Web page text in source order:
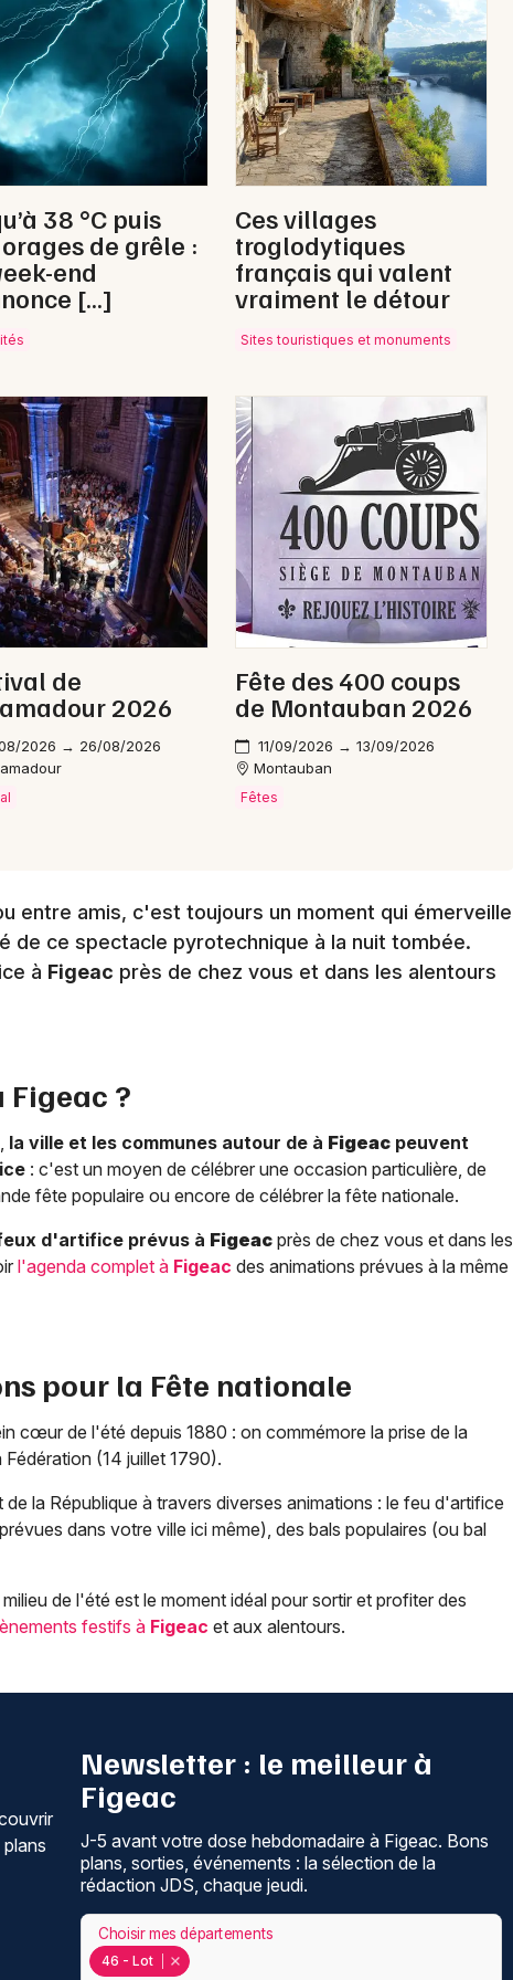
Newsletter des sorties
Artistes en tournée
Actus à Figeac
Magazine à Figeac
46 - Lot
Choisir mes départements
Mon email
Je m'abonne
38 °C puis
de grêle :
end
[…]
Ces villages
troglodytiques
français qui valent
vraiment le détour
Sites touristiques et monuments
de
2026
2026 → 26/08/2026
Fête des 400 coups
de Montauban 2026
11/09/2026 → 13/09/2026
Montauban
Fêtes
entre amis, c'est toujours un moment qui émerveille
de ce spectacle pyrotechnique à la nuit tombée.
à Figeac près de chez vous et dans les alentours
Figeac ?
la ville et les communes autour de à Figeac peuvent
: c'est un moyen de célébrer une occasion particulière, de
fête populaire ou encore de célébrer la fête nationale.
d'artifice prévus à Figeac près de chez vous et dans les
l'agenda complet à Figeac des animations prévues à la même
pour la Fête nationale
cœur de l'été depuis 1880 : on commémore la prise de la
(14 juillet 1790).
la République à travers diverses animations : le feu d'artifice
dans votre ville ici même), des bals populaires (ou bal
de l'été est le moment idéal pour sortir et profiter des
festifs à Figeac et aux alentours.
Newsletter : le meilleur à
Figeac
J-5 avant votre dose hebdomadaire à Figeac. Bons
plans, sorties, événements : la sélection de la
rédaction JDS, chaque jeudi.
46 - Lot
Choisir mes départements